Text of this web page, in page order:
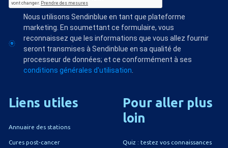
Nous utilisons Sendinblue en tant que plateforme
marketing. En soumettant ce formulaire, vous
reconnaissez que les informations que vous allez fournir
seront transmises à Sendinblue en sa qualité de
processeur de données; et ce conformément à ses
conditions générales d'utilisation
Liens utiles
Annuaire des stations
Cures post-cancer
Pour aller plus
loin
Quiz : testez vos connaissances